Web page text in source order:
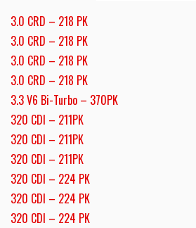
3.0 CRD – 218 PK
3.0 CRD – 218 PK
3.0 CRD – 218 PK
3.0 CRD – 218 PK
3.3 V6 Bi-Turbo – 370PK
320 CDI – 211PK
320 CDI – 211PK
320 CDI – 211PK
320 CDI – 224 PK
320 CDI – 224 PK
320 CDI – 224 PK